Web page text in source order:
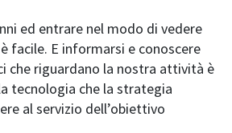
ed entrare nel modo di vedere
facile. E informarsi e conoscere
che riguardano la nostra attività è
tecnologia che la strategia
al servizio dell’obiettivo